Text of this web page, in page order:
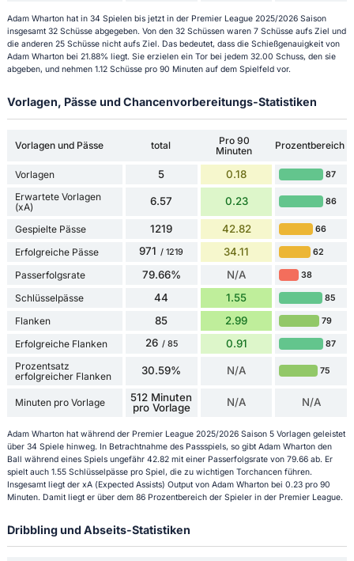
Adam Wharton hat in 34 Spielen bis jetzt in der Premier League 2025/2026 Saison
insgesamt 32 Schüsse abgegeben. Von den 32 Schüssen waren 7 Schüsse aufs Ziel und
die anderen 25 Schüsse nicht aufs Ziel. Das bedeutet, dass die Schießgenauigkeit von
Adam Wharton bei 21.88% liegt. Sie erzielen ein Tor bei jedem 32.00 Schuss, den sie
abgeben, und nehmen 1.12 Schüsse pro 90 Minuten auf dem Spielfeld vor.
Vorlagen, Pässe und Chancenvorbereitungs-Statistiken
Vorlagen und Pässe total
Pro 90
Minuten
Prozentbereich
Vorlagen 5 0.18 87
Erwartete Vorlagen
(xA)
6.57 0.23 86
Gespielte Pässe 1219 42.82 66
Erfolgreiche Pässe 971 / 1219 34.11 62
Passerfolgsrate 79.66% N/A 38
Schlüsselpässe 44 1.55 85
Flanken 85 2.99 79
Erfolgreiche Flanken 26 / 85 0.91 87
Prozentsatz
erfolgreicher Flanken
30.59% N/A 75
Minuten pro Vorlage
512 Minuten
pro Vorlage
N/A N/A
Adam Wharton hat während der Premier League 2025/2026 Saison 5 Vorlagen geleistet
über 34 Spiele hinweg. In Betrachtnahme des Passspiels, so gibt Adam Wharton den
Ball während eines Spiels ungefähr 42.82 mit einer Passerfolgsrate von 79.66 ab. Er
spielt auch 1.55 Schlüsselpässe pro Spiel, die zu wichtigen Torchancen führen.
Insgesamt liegt der xA (Expected Assists) Output von Adam Wharton bei 0.23 pro 90
Minuten. Damit liegt er über dem 86 Prozentbereich der Spieler in der Premier League.
Dribbling und Abseits-Statistiken